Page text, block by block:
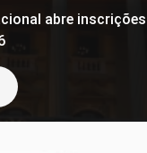
abre